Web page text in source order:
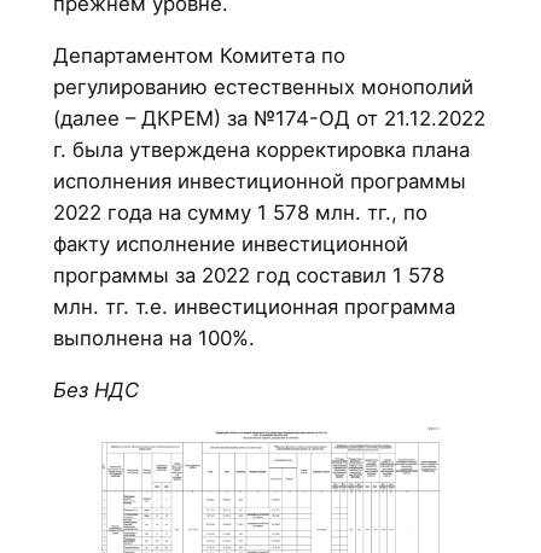
Департаментом Комитета по
регулированию естественных монополий
(далее – ДКРЕМ) за №174-ОД от 21.12.2022
г. была утверждена корректировка плана
исполнения инвестиционной программы
2022 года на сумму 1 578 млн. тг., по
факту исполнение инвестиционной
программы за 2022 год составил 1 578
млн. тг. т.е. инвестиционная программа
выполнена на 100%.
Без НДС